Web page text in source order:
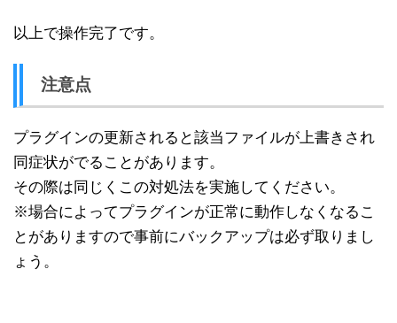
以上で操作完了です。
注意点
プラグインの更新されると該当ファイルが上書きされ
同症状がでることがあります。
その際は同じくこの対処法を実施してください。
※場合によってプラグインが正常に動作しなくなるこ
とがありますので事前にバックアップは必ず取りまし
ょう。